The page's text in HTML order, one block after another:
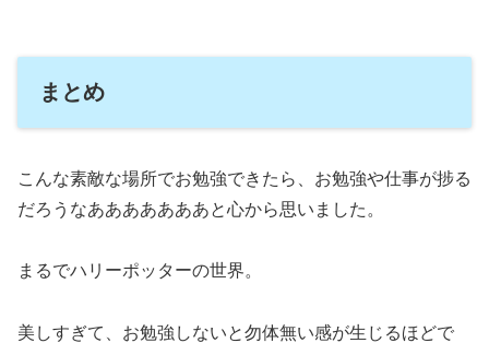
まとめ
こんな素敵な場所でお勉強できたら、お勉強や仕事が捗る
だろうなあああああああと心から思いました。
まるでハリーポッターの世界。
美しすぎて、お勉強しないと勿体無い感が生じるほどで